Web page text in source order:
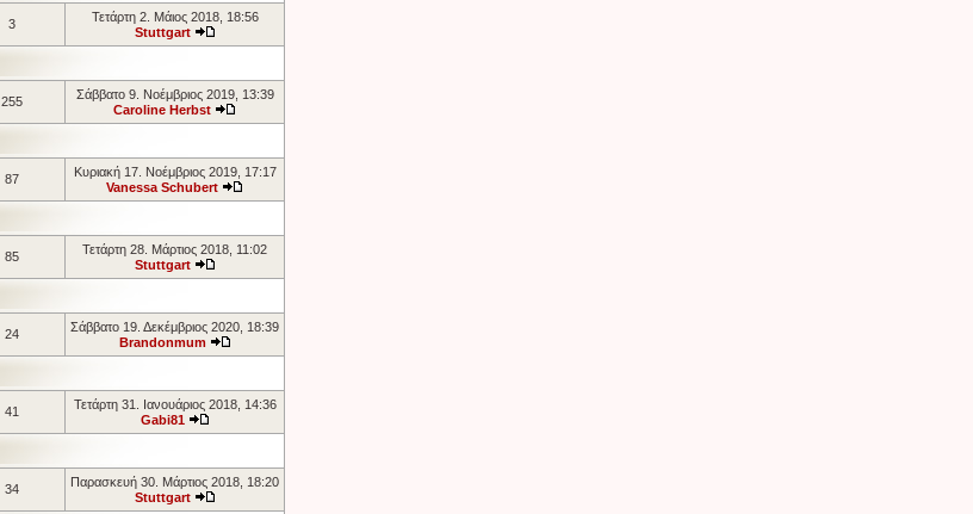
3
Τετάρτη 2. Μάιος 2018, 18:56
Stuttgart
255
Σάββατο 9. Νοέμβριος 2019, 13:39
Caroline Herbst
87
Κυριακή 17. Νοέμβριος 2019, 17:17
Vanessa Schubert
85
Τετάρτη 28. Μάρτιος 2018, 11:02
Stuttgart
24
Σάββατο 19. Δεκέμβριος 2020, 18:39
Brandonmum
41
Τετάρτη 31. Ιανουάριος 2018, 14:36
Gabi81
34
Παρασκευή 30. Μάρτιος 2018, 18:20
Stuttgart